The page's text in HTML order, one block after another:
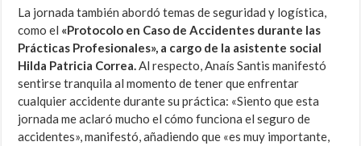
La jornada también abordó temas de seguridad y logística,
como el «Protocolo en Caso de Accidentes durante las
Prácticas Profesionales», a cargo de la asistente social
Hilda Patricia Correa.Al respecto, Anaís Santis manifestó
sentirse tranquila al momento de tener que enfrentar
cualquier accidente durante su práctica: «Siento que esta
jornada me aclaró mucho el cómo funciona el seguro de
accidentes», manifestó, añadiendo que «es muy importante,